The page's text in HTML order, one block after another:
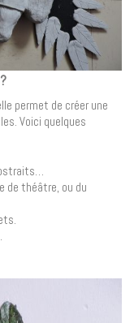
permet de créer une
Voici quelques
de théâtre, ou du